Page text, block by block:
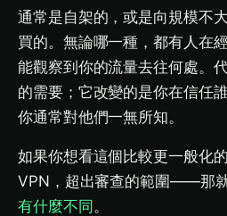
通常是自架的，或是向規模不
買的。無論哪一種，都有人在
能觀察到你的流量去往何處。
的需要；它改變的是你在信任
你通常對他們一無所知。
如果你想看這個比較更一般
VPN，超出審查的範圍——那
有什麼不同 。